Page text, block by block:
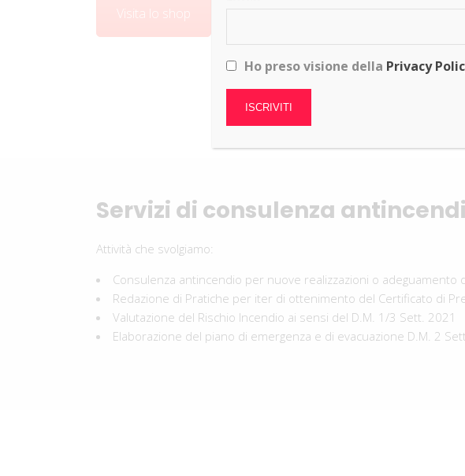
Visita lo shop
Servizi di consulenza
Attività che svolgiamo:
Consulenza antincendio per nuove realizzazioni o
Redazione di Pratiche per iter di ottenimento del Certificato di
Valutazione del Rischio Incendio ai sensi del D.M. 1/3 Sett. 2021
Elaborazione del piano di emergenza e di evacuazione D.M. 2
Ho preso visione della Privacy